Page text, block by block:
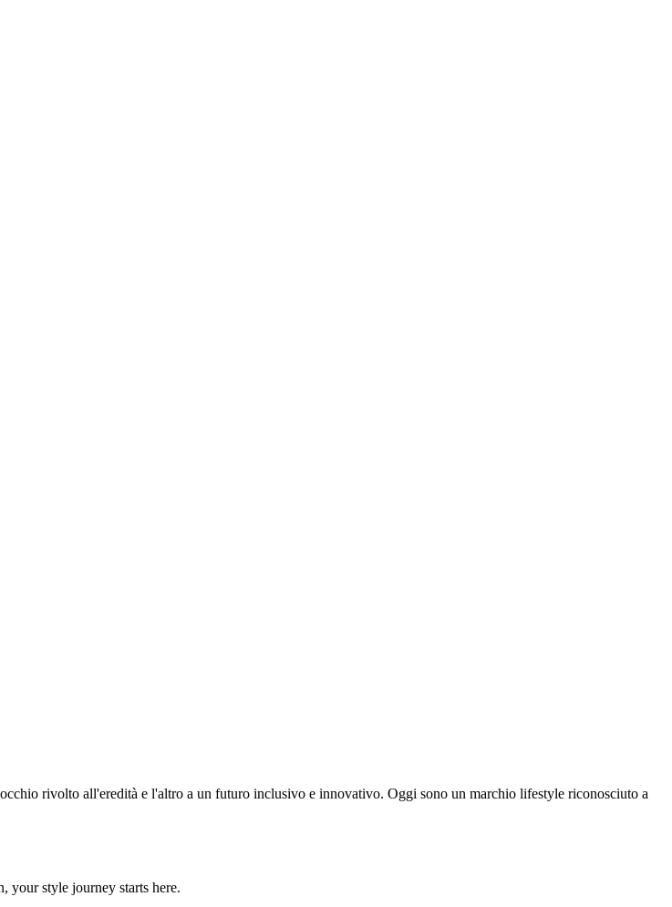
rivolto all'eredità e l'altro a un futuro inclusivo e innovativo. Oggi sono un marchio lifestyle riconosciuto a
your style journey starts here.